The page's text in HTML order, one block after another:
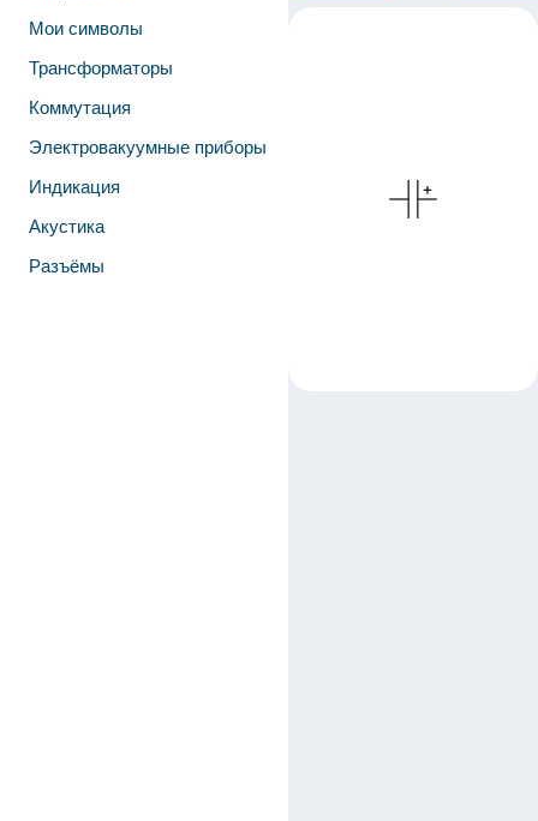
Мои символы
Трансформаторы
Коммутация
Электровакуумные приборы
Индикация
Акустика
Разъёмы